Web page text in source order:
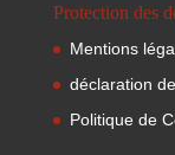
Protection des
Mentions
déclaration
Politique de